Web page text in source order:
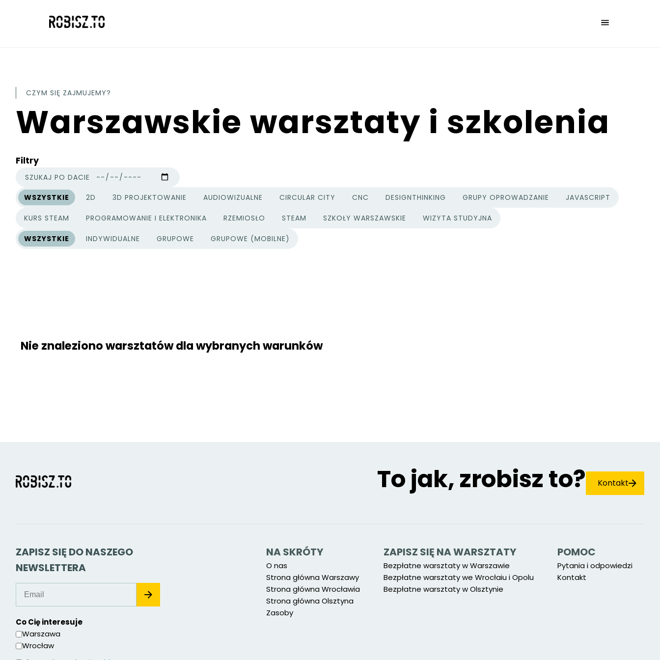
CZYM SIĘ ZAJMUJEMY?
Warszawskie warsztaty i szkolenia
Filtry
SZUKAJ PO DACIE
WSZYSTKIE
KATEGORIE PROJEKTÓW
2D 3D PROJEKTOWANIE AUDIOWIZUALNE CIRCULAR CITY CNC DESIGNTHINKING GRUPY OPROWADZANIE JAVASCRIPT
KURS STEAM PROGRAMOWANIE I ELEKTRONIKA RZEMIOSŁO STEAM SZKOŁY WARSZAWSKIE WIZYTA STUDYJNA
WSZYSTKIE
TYPY PROJEKTÓW
INDYWIDUALNE GRUPOWE GRUPOWE (MOBILNE)
Nie znaleziono warsztatów dla wybranych warunków
To jak, zrobisz to? Kontakt
ZAPISZ SIĘ DO NASZEGO
NEWSLETTERA
Co Cię interesuje
Warszawa
Wrocław
NA SKRÓTY
O nas
Strona główna Warszawy
Strona główna Wrocławia
Strona główna Olsztyna
Zasoby
ZAPISZ SIĘ NA WARSZTATY
Bezpłatne warsztaty w Warszawie
Bezpłatne warsztaty we Wrocłaiu i Opolu
Bezpłatne warsztaty w Olsztynie
POMOC
Pytania i odpowiedzi
Kontakt